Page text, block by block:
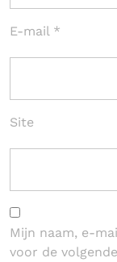
E-mail *
Site
Mijn naam, e-
voor de